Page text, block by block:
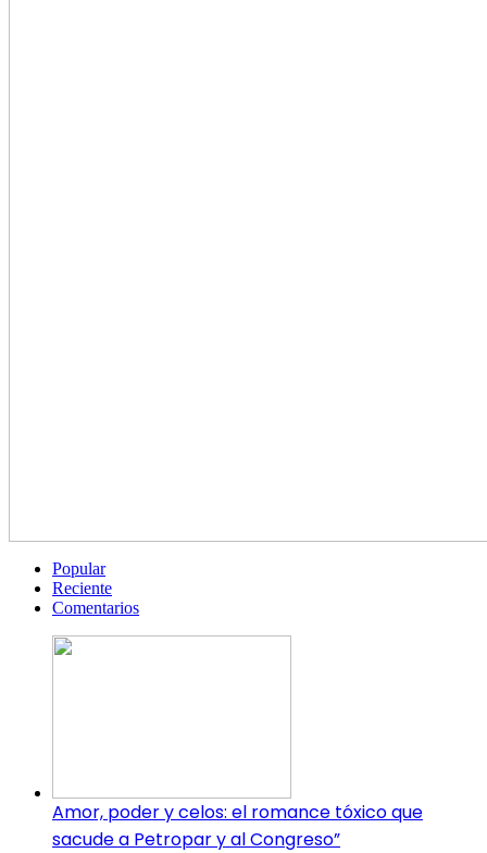
Popular
Reciente
Comentarios
Amor, poder y celos: el romance tóxico que
sacude a Petropar y al Congreso”